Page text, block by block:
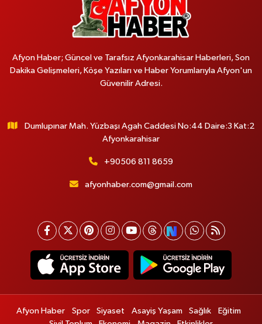
Afyon Haber; Güncel ve Tarafsız Afyonkarahisar Haberleri, Son
Dakika Gelişmeleri, Köşe Yazıları ve Haber Yorumlarıyla Afyon'un
Güvenilir Adresi.
Dumlupınar Mah. Yüzbaşı Agah Caddesi No:44 Daire:3 Kat:2
Afyonkarahisar
+90506 811 8659
afyonhaber.com@gmail.com
Afyon Haber Spor Siyaset Asayiş Yaşam Sağlık
Eğitim